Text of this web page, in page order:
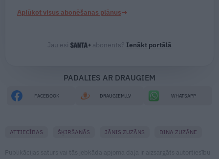
Aplūkot visus abonēšanas plānus→
Jau esi abonents? Ienākt portālā
PADALIES AR DRAUGIEM
FACEBOOK DRAUGIEM.LV WHATSAPP
ATTIECĪBAS ŠĶIRŠANĀS JĀNIS ZUZĀNS DINA ZUZĀNE
Publikācijas saturs vai tās jebkāda apjoma daļa ir aizsargāts autortiesību